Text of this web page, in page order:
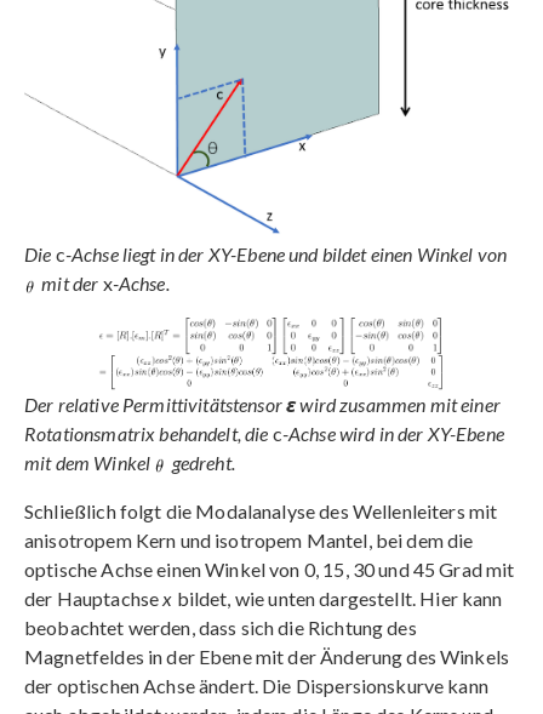
Die c-Achse liegt in der XY-Ebene und bildet einen Winkel von
mit der x-Achse.
Der relative Permittivitätstensorεwird zusammen mit einer
Rotationsmatrix behandelt, die c-Achse wird in der XY-Ebene
mit dem Winkel
gedreht.
Schließlich folgt die Modalanalyse des Wellenleiters mit
anisotropem Kern und isotropem Mantel, bei dem die
optische Achse einen Winkel von 0, 15, 30 und 45 Grad mit
der Hauptachsex bildet, wie unten dargestellt. Hier kann
beobachtet werden, dass sich die Richtung des
Magnetfeldes in der Ebene mit der Änderung des Winkels
der optischen Achse ändert. Die Dispersionskurve kann